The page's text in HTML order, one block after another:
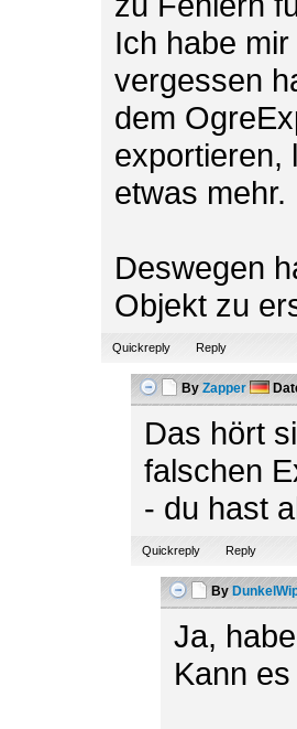
Ich habe
vergessen
dem
exportieren,
etwas mehr.
Deswegen
Objekt zu
Quickreply Reply
By Zapper
Das hört
falschen
- du hast
Quickreply Reply
By
Ja,
Kann